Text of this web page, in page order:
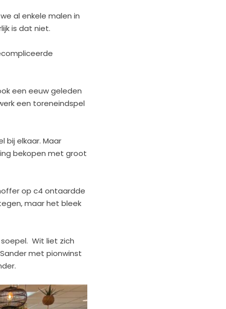
al enkele malen in
is dat niet.
een eeuw geleden
een toreneindspel
bij elkaar. Maar
bekopen met groot
op c4 ontaardde
maar het bleek
Wit liet zich
met pionwinst